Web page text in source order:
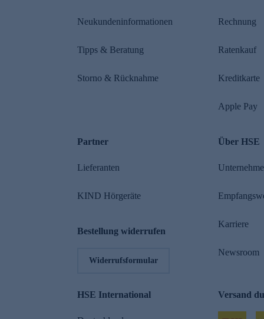
Neukundeninformationen
Tipps & Beratung
Storno & Rücknahme
Rechnung
Ratenkauf
Kreditkarte
Apple Pay
Partner
Lieferanten
KIND Hörgeräte
Bestellung widerrufen
Widerrufsformular
Über HSE
Karriere
Newsroom
HSE International Versand